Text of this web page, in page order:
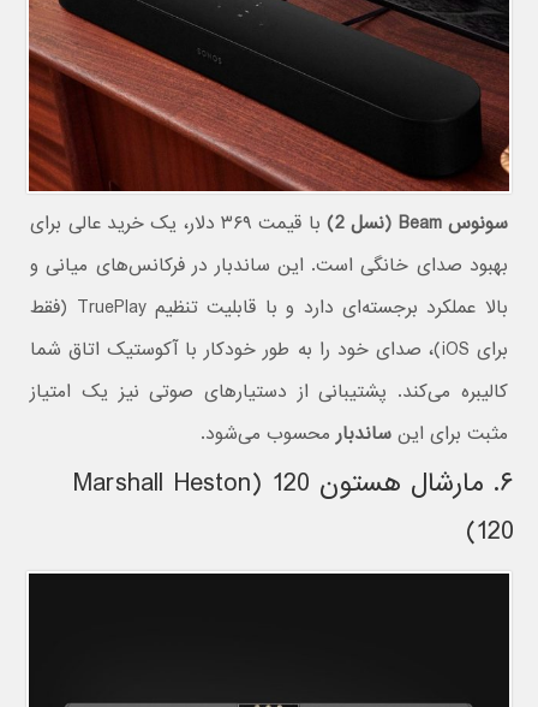
سونوس Beam (نسل 2)
با قیمت ۳۶۹ دلار، یک خرید عالی برای
بهبود صدای خانگی است. این ساندبار در فرکانس‌های میانی و
بالا عملکرد برجسته‌ای دارد و با قابلیت تنظیم TruePlay (فقط
برای iOS)، صدای خود را به طور خودکار با آکوستیک اتاق شما
کالیبره می‌کند. پشتیبانی از دستیارهای صوتی نیز یک امتیاز
مثبت برای اینساندبار محسوب می‌شود.
۶. مارشال هستون 120 (Marshall Heston
120)